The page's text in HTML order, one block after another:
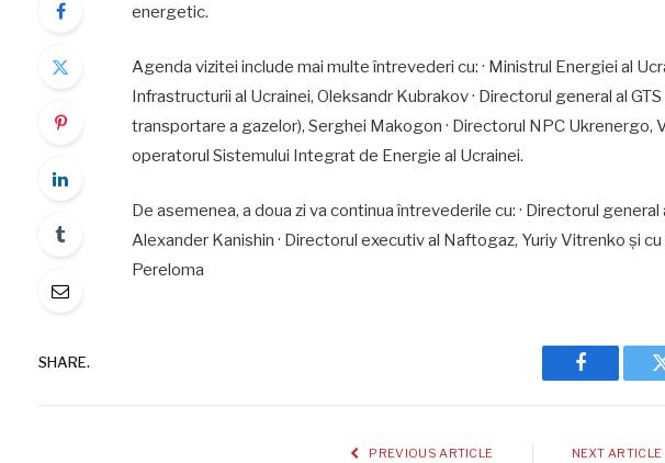
energetic.
Agenda vizitei include mai multe întrevederi cu: · Ministrul Energiei al
Infrastructurii al Ucrainei, Oleksandr Kubrakov · Directorul general al
transportare a gazelor), Serghei Makogon · Directorul NPC
operatorul Sistemului Integrat de Energie al Ucrainei.
De asemenea, a doua zi va continua întrevederile cu: · Directorul
Alexander Kanishin · Directorul executiv al Naftogaz, Yuriy Vitrenko și
Pereloma
SHARE.
Facebook
PREVIOUS ARTICLE NEXT ARTICLE